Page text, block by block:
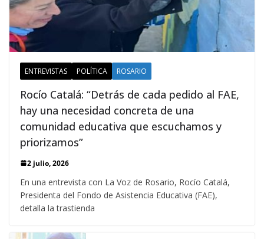
ENTREVISTAS POLÍTICA ROSARIO
Rocío Catalá: “Detrás de cada pedido al FAE,
hay una necesidad concreta de una
comunidad educativa que escuchamos y
priorizamos”
2 julio, 2026
En una entrevista con La Voz de Rosario, Rocío Catalá,
Presidenta del Fondo de Asistencia Educativa (FAE),
detalla la trastienda